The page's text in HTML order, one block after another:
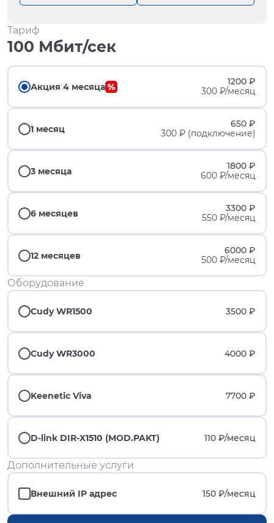
Тариф
100 Мбит/сек
Акция 4 месяца
1200 ₽
300 ₽/месяц
1 месяц
650 ₽
300 ₽ (подключение)
3 месяца
1800 ₽
600 ₽/месяц
6 месяцев
3300 ₽
550 ₽/месяц
12 месяцев
6000 ₽
500 ₽/месяц
Оборудование
Cudy WR1500 3500 ₽
Cudy WR3000 4000 ₽
Keenetic Viva 7700 ₽
D-link DIR-X1510 (MOD.PAKT) 110 ₽/месяц
Дополнительные услуги
Внешний IP адрес 150 ₽/месяц